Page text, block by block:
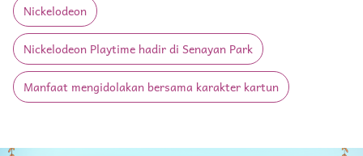
Nickelodeon
Nickelodeon Playtime hadir di Senayan Park
Manfaat mengidolakan bersama karakter kartun